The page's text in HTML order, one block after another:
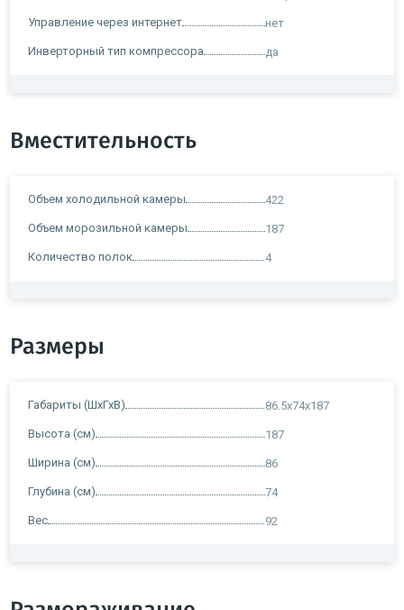
Управление через интернет нет
Инверторный тип компрессора да
Вместительность
Объем холодильной камеры 422
Объем морозильной камеры 187
Количество полок 4
Размеры
Габариты (ШхГхВ) 86.5x74x187
Высота (см) 187
Ширина (см) 86
Глубина (см) 74
Вес 92